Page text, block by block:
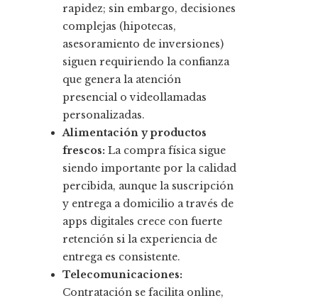
rapidez; sin embargo, decisiones
complejas (hipotecas,
asesoramiento de inversiones)
siguen requiriendo la confianza
que genera la atención
presencial o videollamadas
personalizadas.
Alimentación y productos
frescos: La compra física sigue
siendo importante por la calidad
percibida, aunque la suscripción
y entrega a domicilio a través de
apps digitales crece con fuerte
retención si la experiencia de
entrega es consistente.
Telecomunicaciones:
Contratación se facilita online,